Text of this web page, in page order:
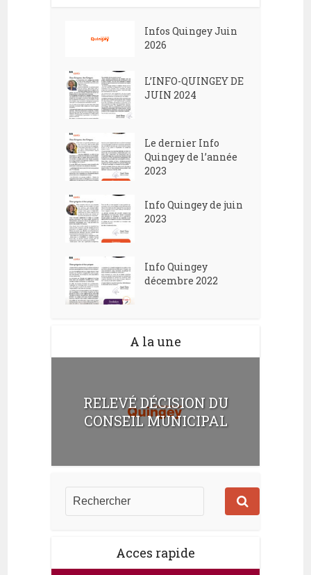
Infos Quingey Juin
2026
L’INFO-QUINGEY DE
JUIN 2024
Le dernier Info
Quingey de l’année
2023
Info Quingey de juin
2023
Info Quingey
décembre 2022
A la une
RELEVÉ DÉCISION DU
CONSEIL MUNICIPAL
Acces rapide